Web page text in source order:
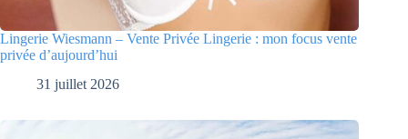
Lingerie Wiesmann – Vente Privée Lingerie : mon focus vente
privée d’aujourd’hui
31 juillet 2026